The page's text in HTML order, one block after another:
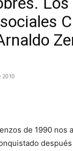
de 1990 nos